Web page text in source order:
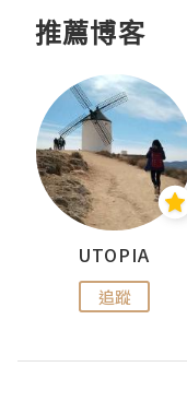
推薦博客
UTOPIA
追蹤